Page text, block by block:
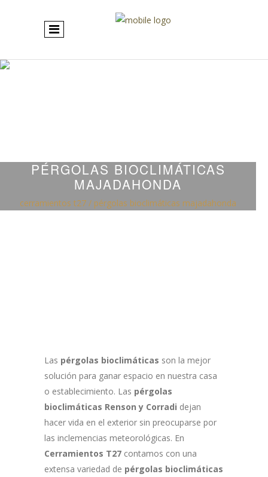
PÉRGOLAS BIOCLIMÁTICAS
MAJADAHONDA
cerramientos t27 / pérgolas bioclimáticas majadahonda
Las pérgolas bioclimáticas son la mejor
solución para ganar espacio en nuestra casa
o establecimiento. Las pérgolas
bioclimáticas Renson y Corradi dejan
hacer vida en el exterior sin preocuparse por
las inclemencias meteorológicas. En
Cerramientos T27 contamos con una
extensa variedad de pérgolas bioclimáticas